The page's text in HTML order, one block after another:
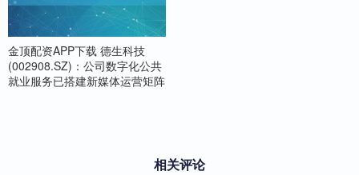
金顶配资APP下载 德生科技
(002908.SZ)：公司数字化公共
就业服务已搭建新媒体运营矩阵
相关评论